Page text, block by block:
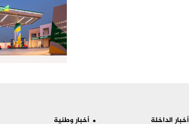
أخبار الداخلة أخبار وطنية